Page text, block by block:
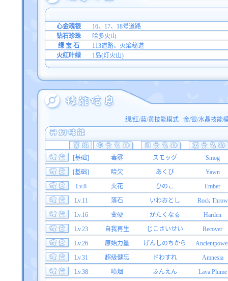
心金魂银
16、17、18号道路
钻石珍珠
哈多火山
绿 宝 石
113道路、火焰秘道
火红叶绿
1岛(灯火山)
绿/红/蓝/黄技能模式 金/银/水晶技能
[基础] 毒雾 スモッグ
Smog
[基础]
哈欠 あくび
Yawn
Lv.8
火花 ひのこ
Ember
Lv.11
落石 いわおとし
Rock Throw
Lv.16
变硬 かたくなる
Harden
Lv.23
自我再生 じこさいせい
Recover
Lv.26
原始力量 げんしのちから
Lv.31
超级健忘 ドわすれ
Amnesia
Lv.38
喷烟 ふんえん
Lava Plume